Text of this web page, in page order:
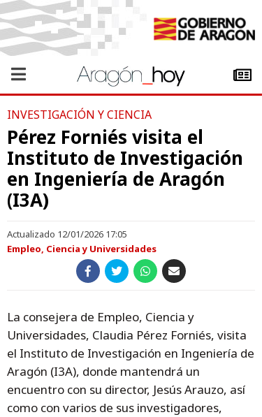
INVESTIGACIÓN Y CIENCIA
Pérez Forniés visita el
Instituto de Investigación
en Ingeniería de Aragón
(I3A)
Actualizado 12/01/2026 17:05
Empleo, Ciencia y Universidades
La consejera de Empleo, Ciencia y
Universidades, Claudia Pérez Forniés, visita
el Instituto de Investigación en Ingeniería de
Aragón (I3A), donde mantendrá un
encuentro con su director, Jesús Arauzo, así
como con varios de sus investigadores,